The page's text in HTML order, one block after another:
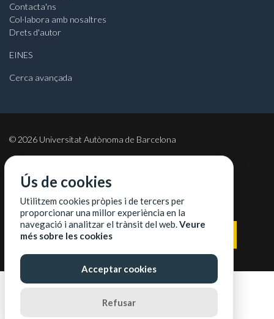
Contacta'ns
Col·labora amb nosaltres
Drets d'autor
EINES
Cerca avançada
© 2026 Universitat Autònoma de Barcelona
COL·LABORADORS
Ús de cookies
Utilitzem cookies pròpies i de tercers per
proporcionar una millor experiència en la
navegació i analitzar el trànsit del web.Veure
més sobre les cookies
Acceptar cookies
Refusar